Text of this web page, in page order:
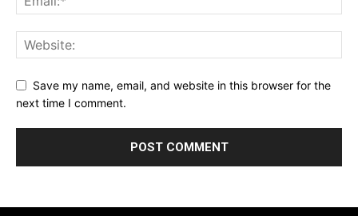
Save my name, email, and website in this browser for the
next time I comment.